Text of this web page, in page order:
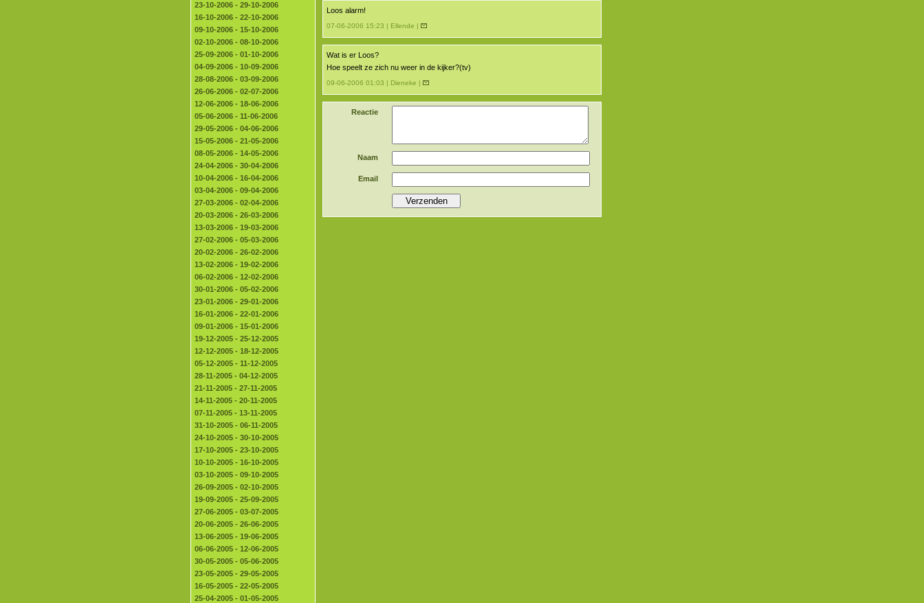
23-10-2006 - 29-10-2006
16-10-2006 - 22-10-2006
09-10-2006 - 15-10-2006
02-10-2006 - 08-10-2006
25-09-2006 - 01-10-2006
04-09-2006 - 10-09-2006
28-08-2006 - 03-09-2006
26-06-2006 - 02-07-2006
12-06-2006 - 18-06-2006
05-06-2006 - 11-06-2006
29-05-2006 - 04-06-2006
15-05-2006 - 21-05-2006
08-05-2006 - 14-05-2006
24-04-2006 - 30-04-2006
10-04-2006 - 16-04-2006
03-04-2006 - 09-04-2006
27-03-2006 - 02-04-2006
20-03-2006 - 26-03-2006
13-03-2006 - 19-03-2006
27-02-2006 - 05-03-2006
20-02-2006 - 26-02-2006
13-02-2006 - 19-02-2006
06-02-2006 - 12-02-2006
30-01-2006 - 05-02-2006
23-01-2006 - 29-01-2006
16-01-2006 - 22-01-2006
09-01-2006 - 15-01-2006
19-12-2005 - 25-12-2005
12-12-2005 - 18-12-2005
05-12-2005 - 11-12-2005
28-11-2005 - 04-12-2005
21-11-2005 - 27-11-2005
14-11-2005 - 20-11-2005
07-11-2005 - 13-11-2005
31-10-2005 - 06-11-2005
24-10-2005 - 30-10-2005
17-10-2005 - 23-10-2005
10-10-2005 - 16-10-2005
03-10-2005 - 09-10-2005
26-09-2005 - 02-10-2005
19-09-2005 - 25-09-2005
27-06-2005 - 03-07-2005
20-06-2005 - 26-06-2005
13-06-2005 - 19-06-2005
06-06-2005 - 12-06-2005
30-05-2005 - 05-06-2005
23-05-2005 - 29-05-2005
16-05-2005 - 22-05-2005
25-04-2005 - 01-05-2005
Loos alarm!
07-06-2006 15:23 | Ellende |
Wat is er Loos?
Hoe speelt ze zich nu weer in de kijker?(tv)
09-06-2006 01:03 | Dieneke |
Reactie
Naam
Email